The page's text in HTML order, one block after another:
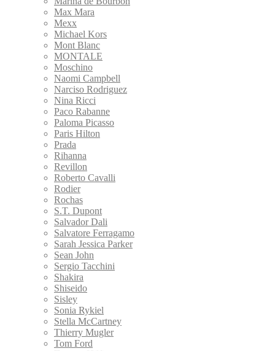
Max Mara
Mexx
Michael Kors
Mont Blanc
MONTALE
Moschino
Naomi Campbell
Narciso Rodriguez
Nina Ricci
Paco Rabanne
Paloma Picasso
Paris Hilton
Prada
Rihanna
Revillon
Roberto Cavalli
Rodier
Rochas
S.T. Dupont
Salvador Dali
Salvatore Ferragamo
Sarah Jessica Parker
Sean John
Sergio Tacchini
Shakira
Shiseido
Sisley
Sonia Rykiel
Stella McCartney
Thierry Mugler
Tom Ford